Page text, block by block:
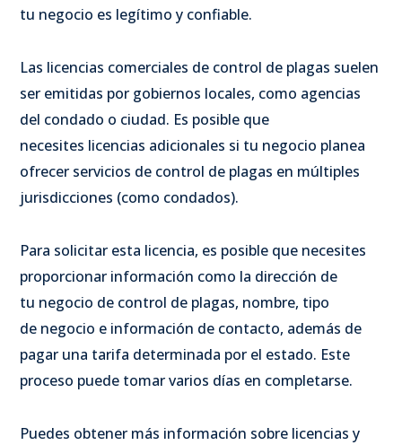
tu negocio es legítimo y confiable.
Las licencias comerciales de control de plagas suelen
ser emitidas por gobiernos locales, como agencias
del condado o ciudad. Es posible que
necesites licencias adicionales si tu negocio planea
ofrecer servicios de control de plagas en múltiples
jurisdicciones (como condados).
Para solicitar esta licencia, es posible que necesites
proporcionar información como la dirección de
tu negocio de control de plagas, nombre, tipo
de negocio e información de contacto, además de
pagar una tarifa determinada por el estado. Este
proceso puede tomar varios días en completarse.
Puedes obtener más información sobre licencias y